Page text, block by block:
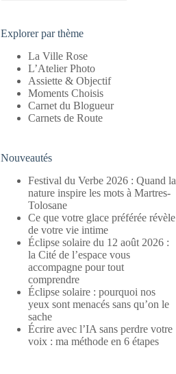
Explorer par thème
La Ville Rose
L’Atelier Photo
Assiette & Objectif
Moments Choisis
Carnet du Blogueur
Carnets de Route
Nouveautés
Festival du Verbe 2026 : Quand la
nature inspire les mots à Martres-
Tolosane
Ce que votre glace préférée révèle
de votre vie intime
Éclipse solaire du 12 août 2026 :
la Cité de l’espace vous
accompagne pour tout
comprendre
Éclipse solaire : pourquoi nos
yeux sont menacés sans qu’on le
sache
Écrire avec l’IA sans perdre votre
voix : ma méthode en 6 étapes